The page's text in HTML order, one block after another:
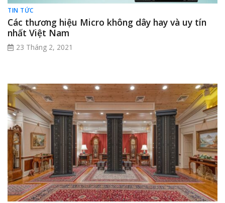
TIN TỨC
Các thương hiệu Micro không dây hay và uy tín
nhất Việt Nam
23 Tháng 2, 2021